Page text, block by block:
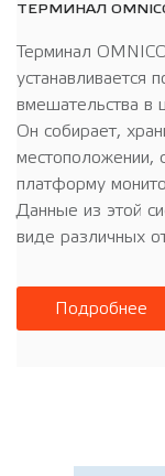
ТЕРМИНАЛ
Терминал
устанавливается
вмешательства в
Он собирает,
местоположении,
платформу
Данные из этой
виде различных
Подробнее